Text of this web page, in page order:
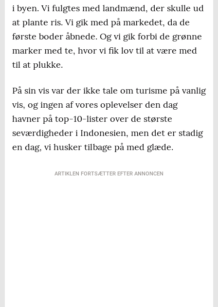
Det ervores erfaring, at den nemmeste
måde at finde lokale projekter på er ved at
søge online på destinationen og CBT - for
eksempel ”Titicaca” og ”CBT”.
Vi har også
eller regionale turistbureau og spurgt, om
der findes nogle CBT-projekter i det
pågældende område.
Det er langtfra alle værter, der taler
engelsk, så det er en god idé at have en
i byen. Vi fulgtes med landmænd, der skulle ud
at plante ris. Vi gik med på markedet, da de
første boder åbnede. Og vi gik forbi de grønne
marker med te, hvor vi fik lov til at være med
til at plukke.
På sin vis var der ikke tale om turisme på vanlig
vis, og ingen af vores oplevelser den dag
havner på top-10-lister over de største
seværdigheder i Indonesien, men det er stadig
en dag, vi husker tilbage på med glæde.
ARTIKLEN FORTSÆTTER EFTER ANNONCEN